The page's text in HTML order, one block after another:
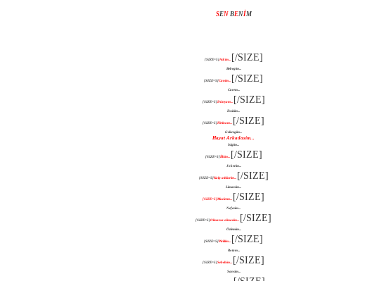
SEN BENİM
[SIZE=5]Askim... [/SIZE]
Bebegim...
[SIZE=5]Canim... [/SIZE]
Carem...
[SIZE=5]Dünyam... [/SIZE]
Essizim...
[SIZE=5]Firtinam... [/SIZE]
Gelecegim...
Hayat Arkadasim...
Isigim...
[SIZE=5]İlkim... [/SIZE]
Jokerim...
[SIZE=5]Kalp atislarim... [/SIZE]
Limanim...
[SIZE=5]Mucizem... [/SIZE]
Nefesim...
[SIZE=5]Olmazsa olmazim... [/SIZE]
Özlemim...
[SIZE=5]Piriltim... [/SIZE]
Rotam...
[SIZE=5]Sebebim... [/SIZE]
Sansim...